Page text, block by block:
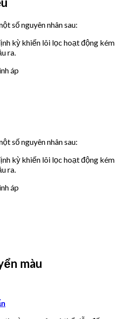
số nguyên nhân sau:
kỳ khiến lõi lọc hoạt động kém
ra.
áp
số nguyên nhân sau:
kỳ khiến lõi lọc hoạt động kém
ra.
áp
màu